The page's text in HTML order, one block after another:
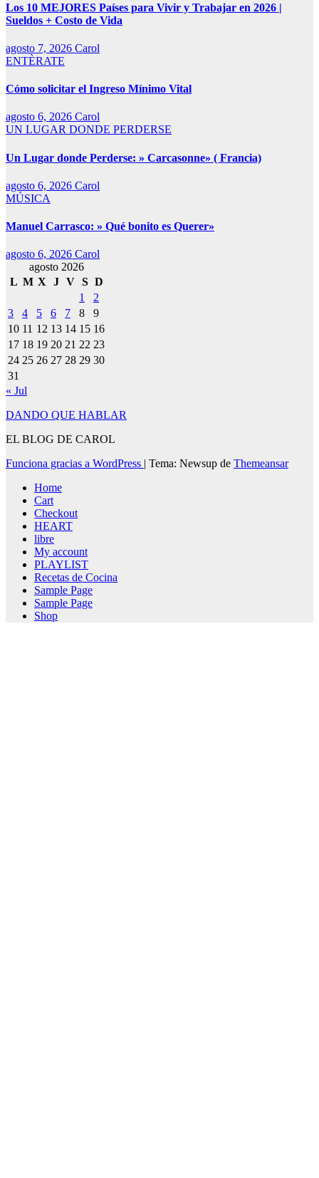
Los 10 MEJORES Países para Vivir y Trabajar en 2026 |
Sueldos + Costo de Vida
agosto 7, 2026 Carol
ENTÈRATE
Cómo solicitar el Ingreso Mínimo Vital
agosto 6, 2026 Carol
UN LUGAR DONDE PERDERSE
Un Lugar donde Perderse: » Carcasonne» ( Francia)
agosto 6, 2026 Carol
MÚSICA
Manuel Carrasco: » Qué bonito es Querer»
agosto 6, 2026 Carol
agosto 2026
L M X J V S D
1
2
3
4 5 6 7 8
9
10 11 12 13 14 15 16
17 18 19 20 21 22 23
24 25 26 27 28 29 30
31
« Jul
DANDO QUE HABLAR
EL BLOG DE CAROL
Funciona gracias a WordPress
Tema: Newsup de Themeansar
Home
Cart
Checkout
HEART
libre
My account
PLAYLIST
Recetas de Cocina
Sample Page
Sample Page
Shop